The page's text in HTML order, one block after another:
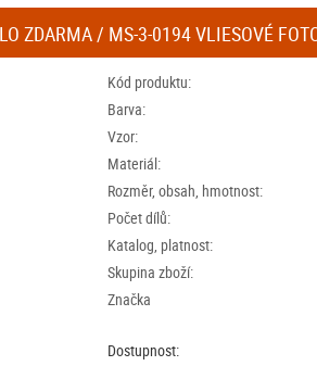
ZDARMA / MS-3-0194 VLIESOVÉ
Kód produktu:
Barva:
Vzor:
Materiál:
Rozměr, obsah, hmotnost:
Počet dílů:
Katalog, platnost:
Skupina zboží:
Značka
Dostupnost: